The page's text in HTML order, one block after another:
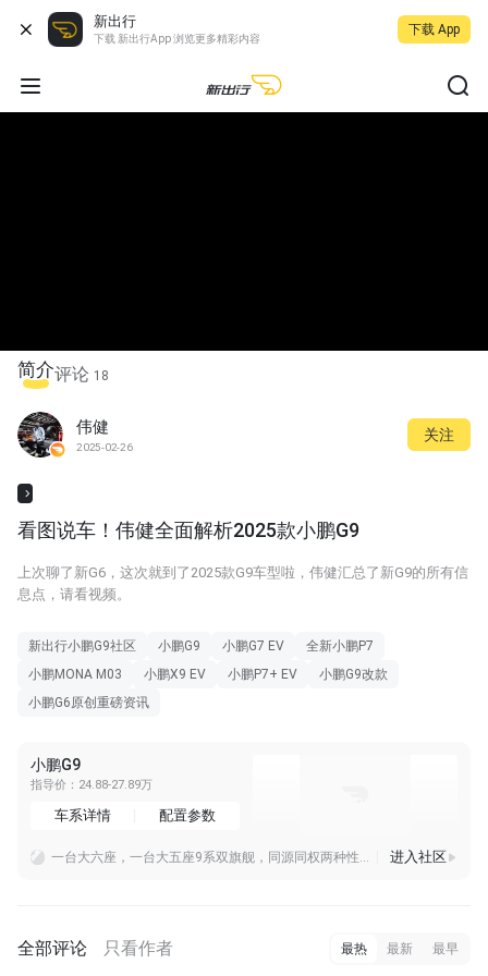
新出行
下载 新出行App 浏览更多精彩内容
下载 App
简介评论 18
伟健
2025-02-26
关注
看图说车！伟健全面解析2025款小鹏G9
上次聊了新G6，这次就到了2025款G9车型啦，伟健汇总了新G9的所有信
息点，请看视频。
新出行小鹏G9社区 小鹏G9 小鹏G7 EV
全新小鹏P7
小鹏MONA M03
小鹏X9 EV 小鹏P7+ EV
小鹏G9改款
小鹏G6原创重磅资讯
小鹏G9
指导价：24.88-27.89万
车系详情 配置参数
进入社区
全部评论 只看作者 最热 最新 最早